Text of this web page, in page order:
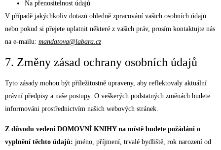
Na přenositelnost údajů
V případě jakýchkoliv dotazů ohledně zpracování vašich osobních údajů
nebo pokud si přejete uplatnit některé z vašich práv, prosím kontaktujte nás
na e-mailu: mandatova@labara.cz
7. Změny zásad ochrany osobních údajů
Tyto zásady mohou být příležitostně upraveny, aby reflektovaly aktuální
právní předpisy a naše postupy. O veškerých podstatných změnách budete
informováni prostřednictvím našich webových stránek.
Z důvodu vedení DOMOVNÍ KNIHY na místě budete požádáni o
vyplnění těchto údajů: jméno, příjmení, trvalé bydliště, rok narození od